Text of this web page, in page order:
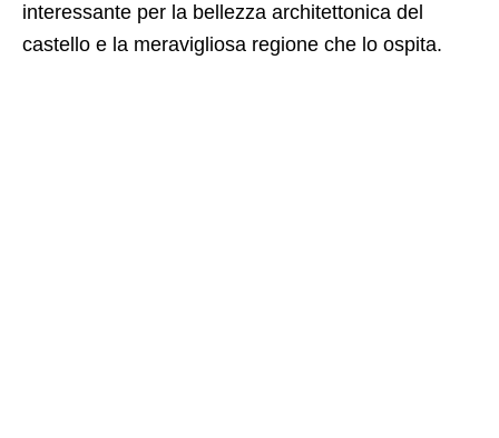
interessante per la bellezza architettonica del
castello e la meravigliosa regione che lo ospita.